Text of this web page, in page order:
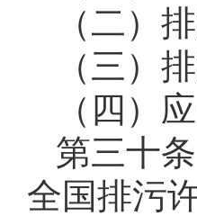
（二）
（三）
（四）
第三十
全国排污